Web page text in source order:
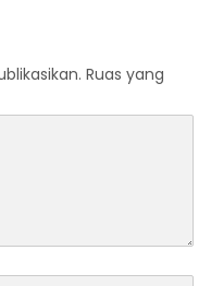
Ruas yang